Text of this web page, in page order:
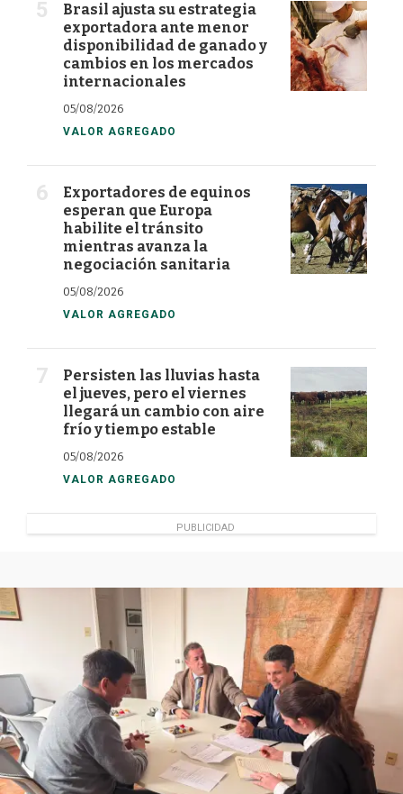
Brasil ajusta su estrategia
exportadora ante menor
disponibilidad de ganado y
cambios en los mercados
internacionales
05/08/2026
VALOR AGREGADO
Exportadores de equinos
esperan que Europa
habilite el tránsito
mientras avanza la
negociación sanitaria
05/08/2026
VALOR AGREGADO
Persisten las lluvias hasta
el jueves, pero el viernes
llegará un cambio con aire
frío y tiempo estable
05/08/2026
VALOR AGREGADO
PUBLICIDAD